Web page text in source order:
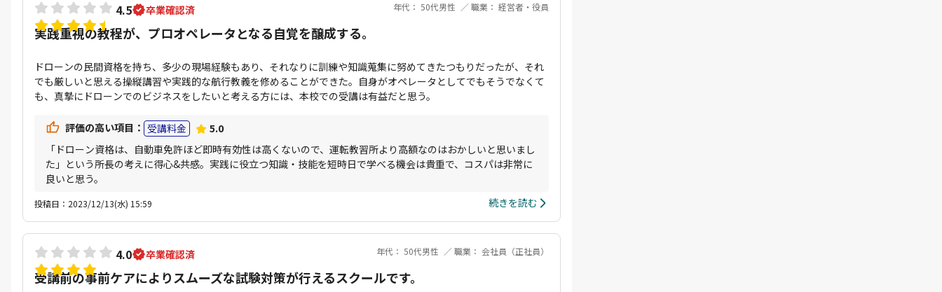
4.5 卒業確認済 年代： 50代男性 職業： 経営者・役員
実践重視の教程が、プロオペレータとなる自覚を醸成する。
ドローンの民間資格を持ち、多少の現場経験もあり、それなりに訓練や知識蒐集に努めてきたつもりだったが、それ
でも厳しいと思える操縦講習や実践的な航行教義を修めることができた。自身がオペレータとしてでもそうでなくて
も、真摯にドローンでのビジネスをしたいと考える方には、本校での受講は有益だと思う。
評価の高い項目： 受講料金
5.0
「ドローン資格は、自動車免許ほど即時有効性は高くないので、運転教習所より高額なのはおかしいと思いまし
た」という所長の考えに得心&共感。実践に役立つ知識・技能を短時日で学べる機会は貴重で、コスパは非常に
良いと思う。
投稿日：2023/12/13(水) 15:59 続きを読む
4.0 卒業確認済 年代： 50代男性 職業： 会社員（正社員）
受講前の事前ケアによりスムーズな試験対策が行えるスクールです。